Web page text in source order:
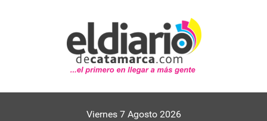
Viernes 7 Agosto 2026